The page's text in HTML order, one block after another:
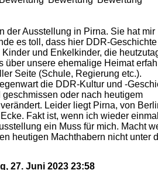
der Ausstellung in Pirna. Sie hat mir
es toll, dass hier DDR-Geschichte
und Enkelkinder, die
über unsere ehemalige Heimat
Seite (Schule, Regierung etc.).
die DDR-Kultur und -
oder nach heutigem
Leider liegt Pirna, von
Fakt ist, wenn ich wieder
ein Muss für mich. Macht
heutigen Machthabern nicht unter
27. Juni 2023 23:58